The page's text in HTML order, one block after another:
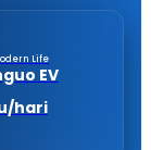
Life
EV
hari